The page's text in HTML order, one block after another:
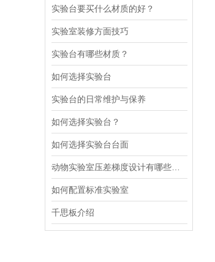
实验台要买什么材质的好？
实验室装修方面技巧
实验台有哪些材质？
如何选择实验台
实验台的日常维护与保养
如何选择实验台？
如何选择实验台台面
如何配置标准实验室
千思板介绍